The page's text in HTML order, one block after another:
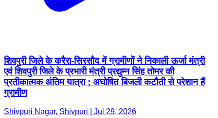
शिवपुरी जिले के करैरा-सिरसौद में ग्रामीणों ने निकाली ऊर्जा मंत्री
एवं शिवपुरी जिले के प्रभारी मंत्री प्रद्युम्न सिंह तोमर की
प्रतीकात्मक अंतिम यात्रा ; अघोषित बिजली कटौती से परेशान हैं
ग्रामीण
Shivpuri Nagar, Shivpuri | Jul 29, 2026